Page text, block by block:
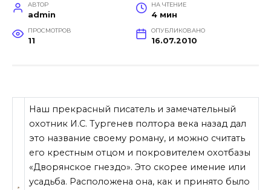
АВТОР
admin
НА ЧТЕНИЕ
4 мин
ПРОСМОТРОВ
11
ОПУБЛИКОВАНО
16.07.2010
Наш прекрасный писатель и замечательный
охотник И.С. Тургенев полтора века назад дал
это название своему роману, и можно считать
его крестным отцом и покровителем охотбазы
«Дворянское гнездо». Это скорее имение или
усадьба. Расположена она, как и принято было